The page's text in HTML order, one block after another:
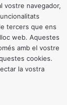
vostre navegador,
tercers que ens
web. Aquestes
amb el vostre
cookies.
la vostra